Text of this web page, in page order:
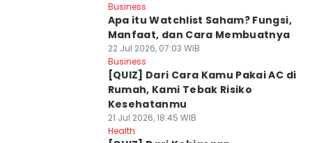
Business
Apa itu Watchlist Saham? Fungsi,
Manfaat, dan Cara Membuatnya
22 Jul 2026, 07:03 WIB
Business
[QUIZ] Dari Cara Kamu Pakai AC di
Rumah, Kami Tebak Risiko
Kesehatanmu
21 Jul 2026, 18:45 WIB
Health